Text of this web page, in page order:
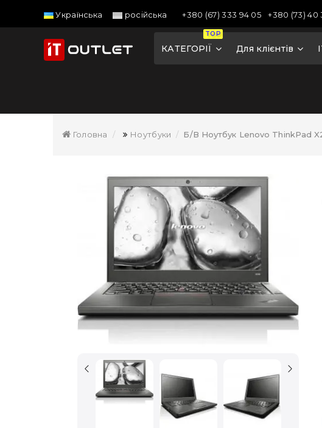
Українська російська +380 (67) 333 94 05 +380 (73) 40
TOP
КАТЕГОРІЇ Для клієнтів
Головна Ноутбуки Б/В Ноутбук Lenovo ThinkPad